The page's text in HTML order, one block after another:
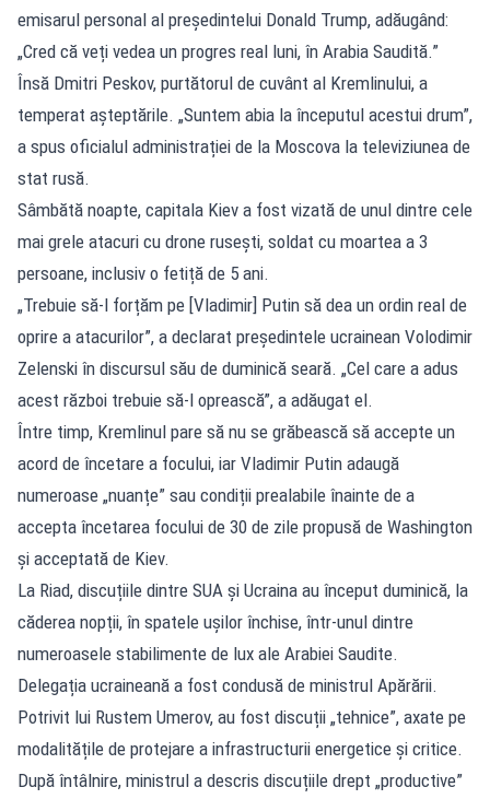
emisarul personal al președintelui Donald Trump, adăugând:
„Cred că veți vedea un progres real luni, în Arabia Saudită.”
Însă Dmitri Peskov, purtătorul de cuvânt al Kremlinului, a
temperat așteptările. „Suntem abia la începutul acestui drum”,
a spus oficialul administrației de la Moscova la televiziunea de
stat rusă.
Sâmbătă noapte, capitala Kiev a fost vizată de unul dintre cele
mai grele atacuri cu drone rusești, soldat cu moartea a 3
persoane, inclusiv o fetiță de 5 ani.
„Trebuie să-l forțăm pe [Vladimir] Putin să dea un ordin real de
oprire a atacurilor”, a declarat președintele ucrainean Volodimir
Zelenski în discursul său de duminică seară. „Cel care a adus
acest război trebuie să-l oprească”, a adăugat el.
Între timp, Kremlinul pare să nu se grăbească să accepte un
acord de încetare a focului, iar Vladimir Putin adaugă
numeroase „nuanțe” sau condiții prealabile înainte de a
accepta încetarea focului de 30 de zile propusă de Washington
și acceptată de Kiev.
La Riad, discuțiile dintre SUA și Ucraina au început duminică, la
căderea nopții, în spatele ușilor închise, într-unul dintre
numeroasele stabilimente de lux ale Arabiei Saudite.
Delegația ucraineană a fost condusă de ministrul Apărării.
Potrivit lui Rustem Umerov, au fost discuții „tehnice”, axate pe
modalitățile de protejare a infrastructurii energetice și critice.
După întâlnire, ministrul a descris discuțiile drept „productive”